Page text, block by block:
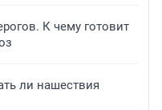
К чему готовит
ли нашествия